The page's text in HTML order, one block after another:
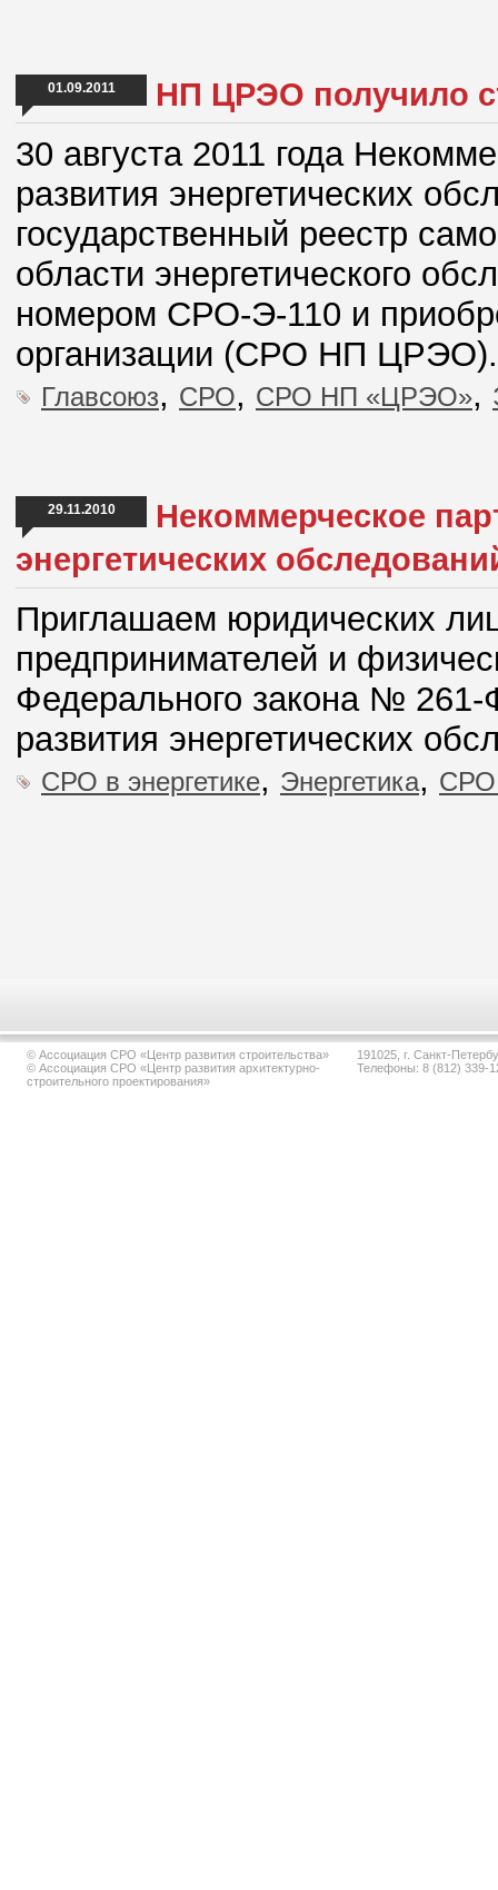
01.09.2011 НП ЦРЭО получило
30 августа 2011 года
развития энергетических
государственный реестр
области энергетического
номером СРО-Э-110 и
организации (СРО НП ЦРЭО).
Главсоюз, СРО, СРО НП «ЦРЭО»,
29.11.2010
Некоммерческое
энергетических
Приглашаем юридических
предпринимателей и
Федерального закона №
развития энергетических
СРО в энергетике, Энергетика,
© Ассоциация СРО «Центр развития строительства»
© Ассоциация СРО «Центр развития архитектурно-
строительного проектирования»
191025, г. Санкт-
Телефоны: 8 (812) 339-